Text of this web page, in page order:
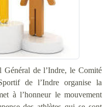
de l’Indre, le Comité
de l’Indre organise la
à l’honneur le mouvement